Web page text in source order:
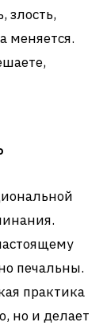
злость,
меняется.
печальны.
практика
но и делает